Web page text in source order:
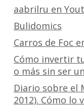
aabrilru en
Bulidomics
Carros de Foc
Cómo invertir
o más sin ser
Diario sobre el
2012). Cómo lo